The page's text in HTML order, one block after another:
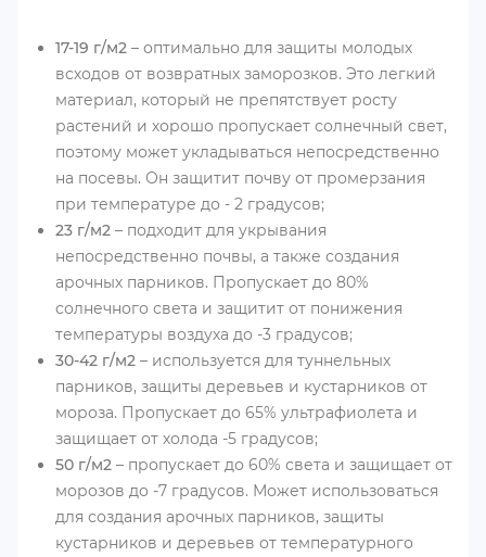
17-19 г/м2 – оптимально для защиты молодых
всходов от возвратных заморозков. Это легкий
материал, который не препятствует росту
растений и хорошо пропускает солнечный свет,
поэтому может укладываться непосредственно
на посевы. Он защитит почву от промерзания
при температуре до - 2 градусов;
23 г/м2 – подходит для укрывания
непосредственно почвы, а также создания
арочных парников. Пропускает до 80%
солнечного света и защитит от понижения
температуры воздуха до -3 градусов;
30-42 г/м2 – используется для туннельных
парников, защиты деревьев и кустарников от
мороза. Пропускает до 65% ультрафиолета и
защищает от холода -5 градусов;
50 г/м2 – пропускает до 60% света и защищает от
морозов до -7 градусов. Может использоваться
для создания арочных парников, защиты
кустарников и деревьев от температурного